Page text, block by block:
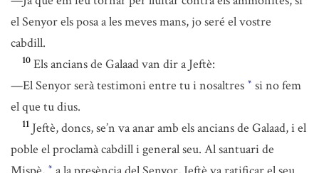
el Senyor els posa a les meves mans, jo seré el vostre
cabdill.
10 Els ancians de Galaad van dir a Jeftè:
—El Senyor serà testimoni entre tu i nosaltres * si no fem
el que tu dius.
11 Jeftè, doncs, se’n va anar amb els ancians de Galaad, i el
poble el proclamà cabdill i general seu. Al santuari de
*